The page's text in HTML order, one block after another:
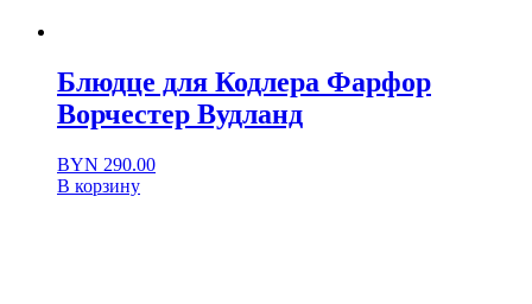
Блюдце для Кодлера Фарфор
Ворчестер Вудланд
BYN 290.00
В корзину